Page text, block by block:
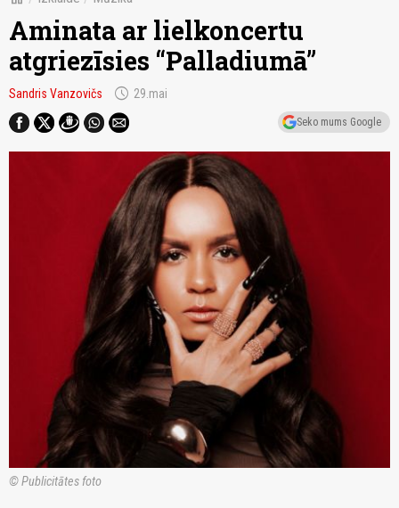
Aminata ar lielkoncertu
atgriezīsies “Palladiumā”
Sandris Vanzovičs schedule 29.mai
Seko mums Google
© Publicitātes foto